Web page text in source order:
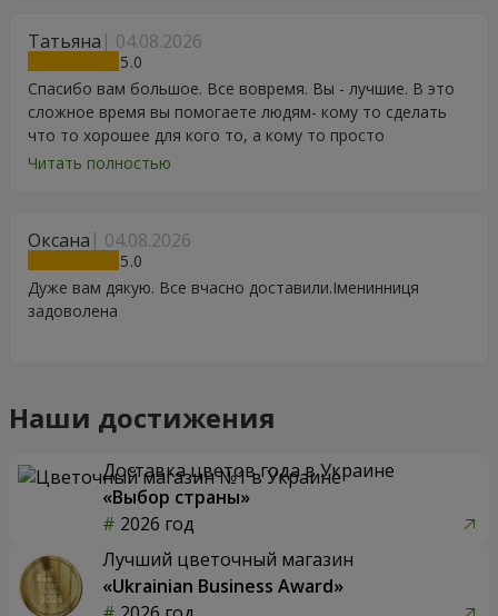
Татьяна 04.08.2026
5
Спасибо вам большое. Все вовремя. Вы - лучшие. В это
сложное время вы помогаете людям- кому то сделать
что то хорошее для кого то, а кому то просто
порадоваться цветам, подарку, тортику, поздравлению.
Читать полностью
Оксана 04.08.2026
5
Дуже вам дякую. Все вчасно доставили.Іменинниця
задоволена
Наши достижения
Доставка цветов года в Украине
«Выбор страны»
2026 год
Лучший цветочный магазин
«Ukrainian Business Award»